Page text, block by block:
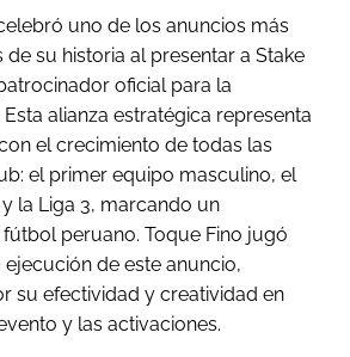
uno de los anuncios más
de su historia al presentar a Stake
oficial para la
alianza estratégica representa
el crecimiento de todas las
el primer equipo masculino, el
la Liga 3, marcando un
peruano. Toque Fino jugó
de este anuncio,
su efectividad y creatividad en
y las activaciones.